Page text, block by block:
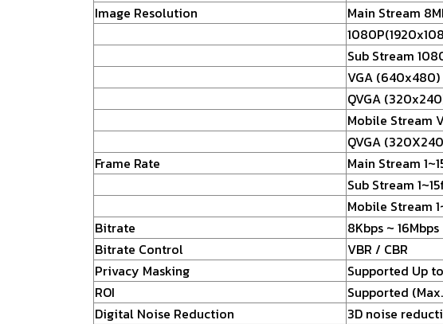
Image Resolution
Main Stream
Sub Stream
VGA (640x480)
QVGA
Mobile Stream
QVGA
Frame Rate
Main Stream
Sub Stream
Mobile Stream
Bitrate
8Kbps ~ 16Mbps
Bitrate Control
VBR / CBR
Privacy Masking
Supported Up
ROI
Supported
Digital Noise Reduction
3D noise